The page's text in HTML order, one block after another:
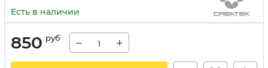
Есть в наличии
850 руб − +